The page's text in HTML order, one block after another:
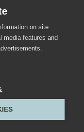
on site
media features and